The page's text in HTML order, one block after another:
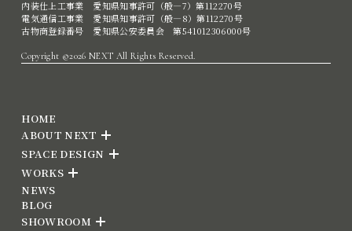
内装仕上工事業 愛知県知事許可（般―7）第112270号
電気通信工事業 愛知県知事許可（般―8）第112270号
古物商登録番号 愛知県公安委員会 第541012306000号
Copyright ©2026 NEXT All Rights Reserved.
HOME
ABOUT NEXT
SPACE DESIGN
WORKS
NEWS
BLOG
SHOWROOM